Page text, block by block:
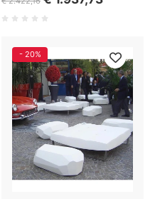
- 20%